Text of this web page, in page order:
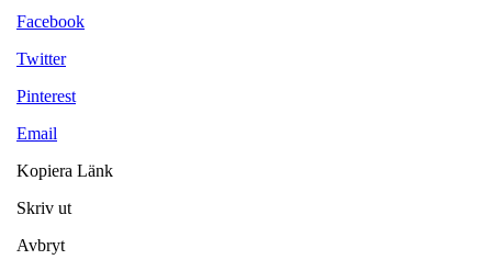
Facebook
Twitter
Pinterest
Email
Kopiera Länk
Skriv ut
Avbryt